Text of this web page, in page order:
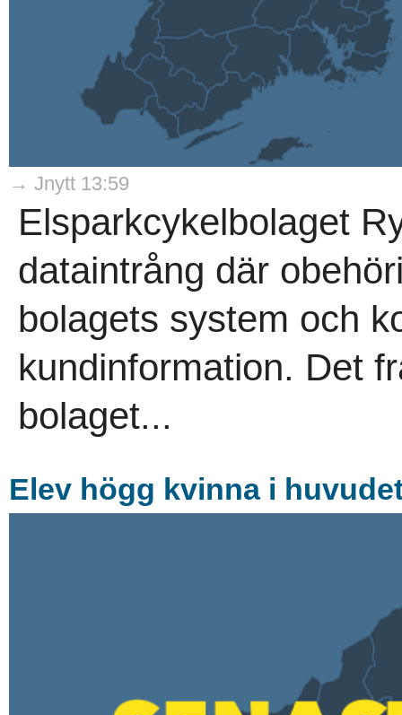
→ Jnytt 13:59
Elsparkcykelbolaget
dataintrång där
bolagets system och
kundinformation. Det
bolaget...
Elev högg kvinna i